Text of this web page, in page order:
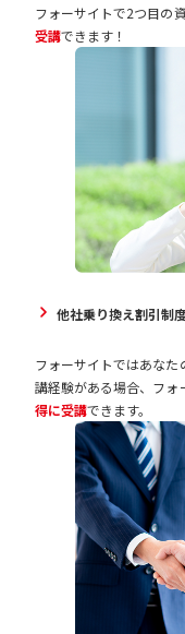
フォーサイトで2つ目の
受講できます！
他社乗り換え割引制
フォーサイトではあな
講経験がある場合、フォ
得に受講できます。